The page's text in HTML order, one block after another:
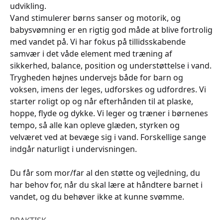
udvikling.
Vand stimulerer børns sanser og motorik, og
babysvømning er en rigtig god måde at blive fortrolig
med vandet på. Vi har fokus på tillidsskabende
samvær i det våde element med træning af
sikkerhed, balance, position og understøttelse i vand.
Trygheden højnes undervejs både for barn og
voksen, imens der leges, udforskes og udfordres. Vi
starter roligt op og når efterhånden til at plaske,
hoppe, flyde og dykke. Vi leger og træner i børnenes
tempo, så alle kan opleve glæden, styrken og
velværet ved at bevæge sig i vand. Forskellige sange
indgår naturligt i undervisningen.
Du får som mor/far al den støtte og vejledning, du
har behov for, når du skal lære at håndtere barnet i
vandet, og du behøver ikke at kunne svømme.